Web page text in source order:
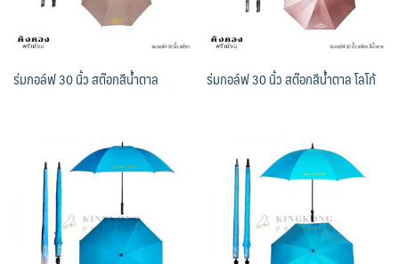
ร่มกอล์ฟ 30 นิ้ว สต๊อกสีน้ำตาล ร่มกอล์ฟ 30 นิ้ว สต๊อกสีน้ำตาล โลโก้